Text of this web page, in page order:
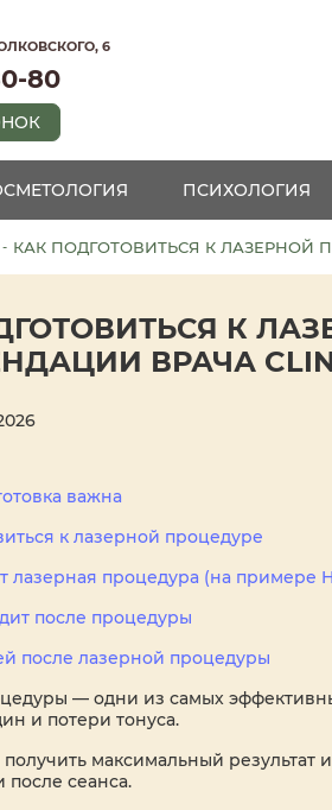
6
80
ПСИХОЛОГИЯ
- КАК ПОДГОТОВИТЬСЯ К ЛАЗЕРНОЙ
К
ВРАЧА
важна
к лазерной процедуре
лазерная процедура (на примере
после процедуры
после лазерной процедуры
— одни из самых
и потери тонуса.
максимальный
сеанса.